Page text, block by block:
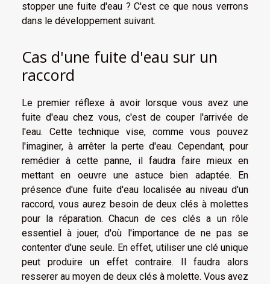
stopper une fuite d'eau ? C'est ce que nous verrons
dans le développement suivant.
Cas d'une fuite d'eau sur un
raccord
Le premier réflexe à avoir lorsque vous avez une
fuite d'eau chez vous, c'est de couper l'arrivée de
l'eau. Cette technique vise, comme vous pouvez
l'imaginer, à arrêter la perte d'eau. Cependant, pour
remédier à cette panne, il faudra faire mieux en
mettant en oeuvre une astuce bien adaptée. En
présence d'une fuite d'eau localisée au niveau d'un
raccord, vous aurez besoin de deux clés à molettes
pour la réparation. Chacun de ces clés a un rôle
essentiel à jouer, d'où l'importance de ne pas se
contenter d'une seule. En effet, utiliser une clé unique
peut produire un effet contraire. Il faudra alors
resserer au moyen de deux clés à molette. Vous avez